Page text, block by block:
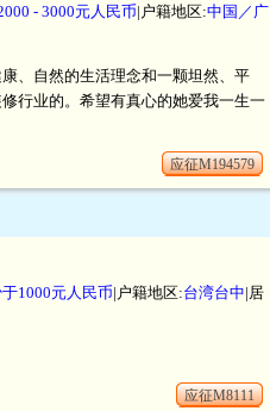
- 3000元人民币|户籍地区:中国／广
、自然的生活理念和一颗坦然、平
行业的。希望有真心的她爱我一生一
应征M194579
于1000元人民币|户籍地区:台湾台中|居
应征M8111